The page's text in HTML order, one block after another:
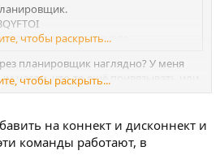
много интересного.
чтобы раскрыть...
планировщик наглядно? У меня
часам, что-то ещё привязывать или
эту команду активировать, не
чтобы раскрыть...
на коннект и дисконнект и
команды работают, в